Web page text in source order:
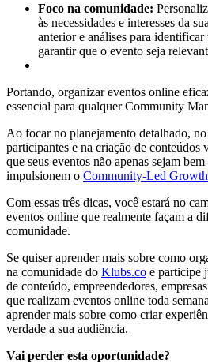
Foco na comunidade:
às necessidades e interesses da
anterior e análises para identificar
garantir que o evento seja
Portando, organizar eventos online
essencial para qualquer Community
Ao focar no planejamento detalhado,
participantes e na criação de conteúdos
que seus eventos não apenas sejam
impulsionem o Community-Led
Com essas três dicas, você estará no
eventos online que realmente façam a
comunidade.
Se quiser aprender mais sobre como
na comunidade do Klubs.co e participe
de conteúdo, empreendedores,
que realizam eventos online toda
aprender mais sobre como criar
verdade a sua audiência.
Vai perder esta oportunidade?